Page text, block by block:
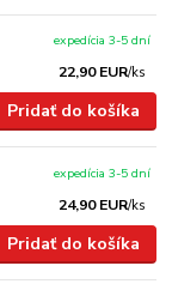
22,90 EUR/ks
expedícia 3-5 dní
Pridať do košíka
24,90 EUR/ks
expedícia 3-5 dní
Pridať do košíka